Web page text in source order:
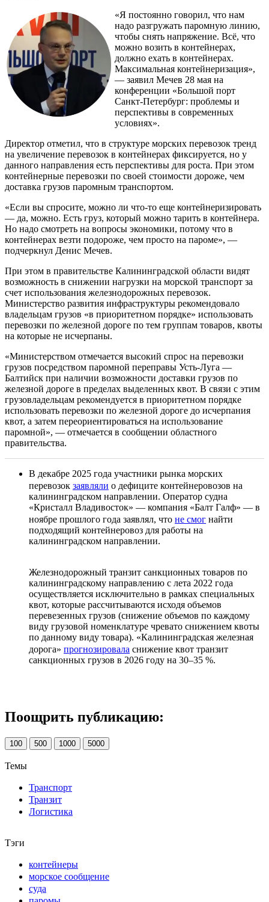
«Я постоянно говорил, что нам
надо разгружать паромную линию,
чтобы снять напряжение. Всё, что
можно возить в контейнерах,
должно ехать в контейнерах.
Максимальная контейнеризация»,
— заявил Мечев 28 мая на
конференции «Большой порт
Санкт-Петербург: проблемы и
перспективы в современных
условиях».
Директор отметил, что в структуре морских перевозок тренд
на увеличение перевозок в контейнерах фиксируется, но у
данного направления есть перспективы для роста. При этом
контейнерные перевозки по своей стоимости дороже, чем
доставка грузов паромным транспортом.
«Если вы спросите, можно ли что-то еще контейнеризировать
— да, можно. Есть груз, который можно тарить в контейнера.
Но надо смотреть на вопросы экономики, потому что в
контейнерах везти подороже, чем просто на пароме», —
подчеркнул Денис Мечев.
При этом в правительстве Калининградской области видят
возможность в снижении нагрузки на морской транспорт за
счет использования железнодорожных перевозок.
Министерство развития инфраструктуры рекомендовало
владельцам грузов «в приоритетном порядке» использовать
перевозки по железной дороге по тем группам товаров, квоты
на которые не исчерпаны.
«Министерством отмечается высокий спрос на перевозки
грузов посредством паромной переправы Усть-Луга —
Балтийск при наличии возможности доставки грузов по
железной дороге в пределах выделенных квот. В связи с этим
грузовладельцам рекомендуется в приоритетном порядке
использовать перевозки по железной дороге до исчерпания
квот, а затем переориентироваться на использование
паромной», — отмечается в сообщении областного
правительства.
В декабре 2025 года участники рынка морских
перевозок заявляли о дефиците контейнеровозов на
калининградском направлении. Оператор судна
«Кристалл Владивосток» — компания «Балт Галф» — в
ноябре прошлого года заявлял, что не смог найти
подходящий контейнеровоз для работы на
калининградском направлении.
Железнодорожный транзит санкционных товаров по
калининградскому направлению с лета 2022 года
осуществляется исключительно в рамках специальных
квот, которые рассчитываются исходя объемов
перевезенных грузов (снижение объемов по каждому
виду грузовой номенклатуре чревато снижением квоты
по данному виду товара). «Калининградская железная
дорога» прогнозировала снижение квот транзит
санкционных грузов в 2026 году на 30–35 %.
Поощрить публикацию:
100 500 1000 5000
Темы
Транспорт
Транзит
Логистика
Тэги
контейнеры
морское сообщение
суда